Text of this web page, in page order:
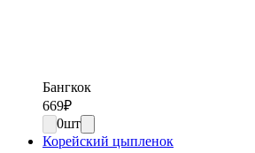
Бангкок
669₽
0шт
Корейский цыпленок